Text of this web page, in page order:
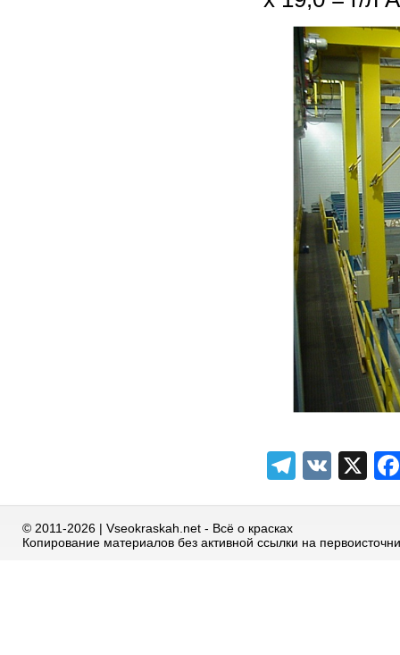
VK X
© 2011-2026 | Vseokraskah.net - Всё о красках
Копирование материалов без активной ссылки на